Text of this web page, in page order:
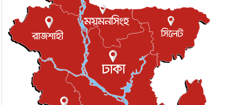
আন্তর্জাতিক
এবার ওটিটিতে মুক্তি পেল ‘মালিক’
বিনোদন ১৪ hours পূর্বে
রিয়ালকে ‘না’ বলা রদ্রির জন্য বার্সার কাছে কত চাইল ম্যানসিটি
খেলাধুলা
শিল্পকলায় চলচ্চিত্র উৎসব, বিনা মূল্যে দেখা যাবে ৬ সিনেমা
বিনোদন ১৪ hours পূর্বে